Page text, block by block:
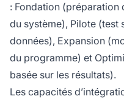
: Fondation (préparation
du système), Pilote (test
données), Expansion
du programme) et
basée sur les résultats).
Les capacités